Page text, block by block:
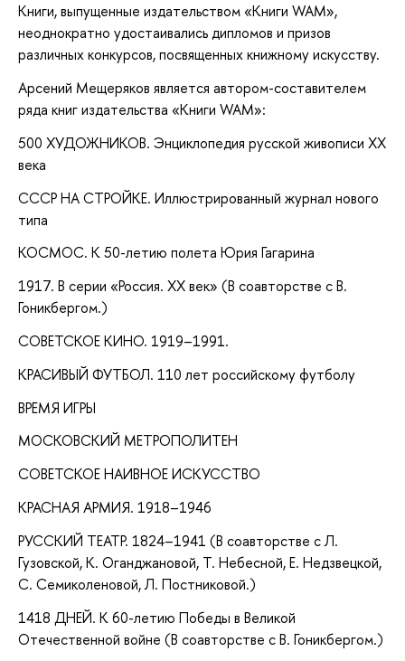
Книги, выпущенные издательством «Книги WAM»,
неоднократно удостаивались дипломов и призов
различных конкурсов, посвященных книжному искусству.
Арсений Мещеряков является автором-составителем
ряда книг издательства «Книги WAM»:
500 ХУДОЖНИКОВ. Энциклопедия русской живописи ХХ
века
СССР НА СТРОЙКЕ. Иллюстрированный журнал нового
типа
КОСМОС. К 50-летию полета Юрия Гагарина
1917. В серии «Россия. XX век» (В соавторстве с В.
Гоникбергом.)
СОВЕТСКОЕ КИНО. 1919–1991.
КРАСИВЫЙ ФУТБОЛ. 110 лет российскому футболу
ВРЕМЯ ИГРЫ
МОСКОВСКИЙ МЕТРОПОЛИТЕН
СОВЕТСКОЕ НАИВНОЕ ИСКУССТВО
КРАСНАЯ АРМИЯ. 1918–1946
РУССКИЙ ТЕАТР. 1824–1941 (В соавторстве с Л.
Гузовской, К. Оганджановой, Т. Небесной, Е. Недзвецкой,
С. Семиколеновой, Л. Постниковой.)
1418 ДНЕЙ. К 60-летию Победы в Великой
Отечественной войне (В соавторстве с В. Гоникбергом.)